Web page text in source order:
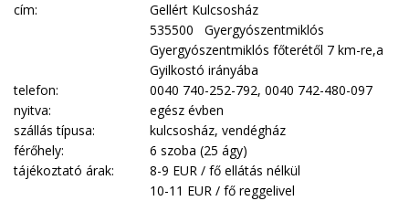
cím:
Gellért Kulcsosház
535500 Gyergyószentmiklós
Gyergyószentmiklós főterétől 7 km-re,a
Gyilkostó irányába
telefon:
0040 740-252-792, 0040 742-480-097
nyitva:
egész évben
szállás típusa:
kulcsosház, vendégház
férőhely:
6 szoba (25 ágy)
tájékoztató árak:
8-9 EUR / fő ellátás nélkül
10-11 EUR / fő reggelivel